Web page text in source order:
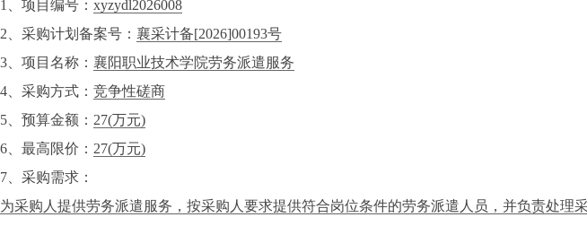
1、项目编号： xyzydl2026008
2、采购计划备案号： 襄采计备[2026]00193号
3、项目名称： 襄阳职业技术学院劳务派遣服务
4、采购方式： 竞争性磋商
5、预算金额： 27(万元)
6、最高限价： 27(万元)
7、采购需求：
为采购人提供劳务派遣服务，按采购人要求提供符合岗位条件的劳务派遣人员，并负责处理